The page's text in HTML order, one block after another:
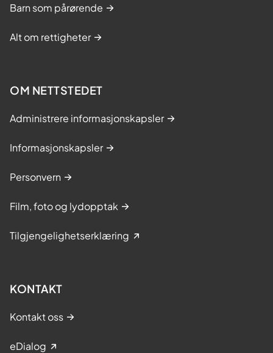
Barn som pårørende
Alt om rettigheter
OM NETTSTEDET
Administrere informasjonskapsler
Informasjonskapsler
Personvern
Film, foto og lydopptak
Tilgjengelighetserklæring
KONTAKT
Kontakt oss
eDialog